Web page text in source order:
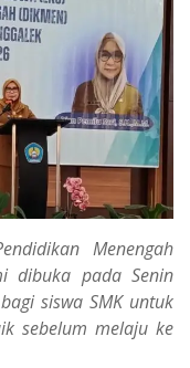
Menengah
dibuka pada Senin
siswa SMK untuk
sebelum melaju ke